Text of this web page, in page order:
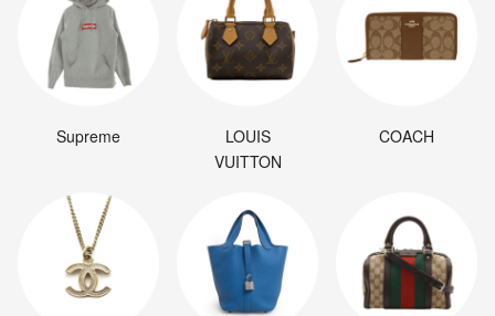
Supreme
LOUIS
VUITTON
COACH